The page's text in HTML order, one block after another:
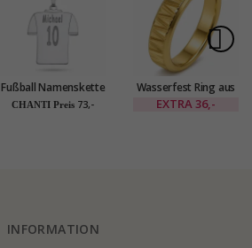
Fußball Namenskette
mit Anhänger in
CHANTI Preis 73,-
Wasserfest Ring aus
vergoldetem
EXTRA36,-
INFORMATION